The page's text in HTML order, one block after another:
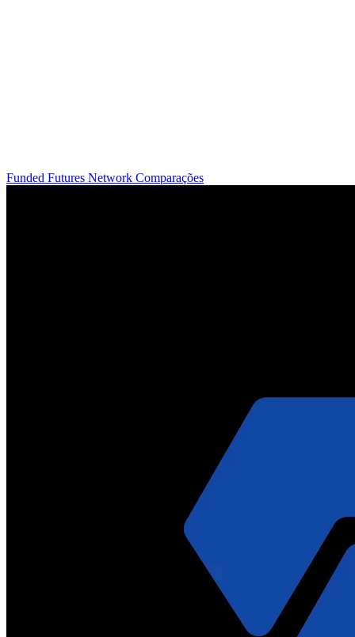
Funded Futures Network Comparações